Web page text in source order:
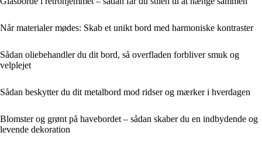
Når materialer mødes: Skab et unikt bord med harmoniske kontraster
Sådan oliebehandler du dit bord, så overfladen forbliver smuk og
velplejet
Sådan beskytter du dit metalbord mod ridser og mærker i hverdagen
Blomster og grønt på havebordet – sådan skaber du en indbydende og
levende dekoration